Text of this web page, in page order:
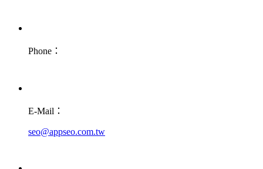
Phone：
E-Mail：
seo@appseo.com.tw